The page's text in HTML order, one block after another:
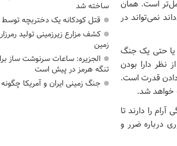
است. همان
نمی‌تواند در
یا حتی یک جنگ
دارا بودن
قدرت است.
خواهد شد.
را دارند تا
درباره ضرر و
ساخته شد
قتل کودکانه یک دختربچه
زمین
الجزیره: ساعات سرنوشت ساز
تنگه هرمز در پیش است
جنگ زمینی ایران و آمریکا